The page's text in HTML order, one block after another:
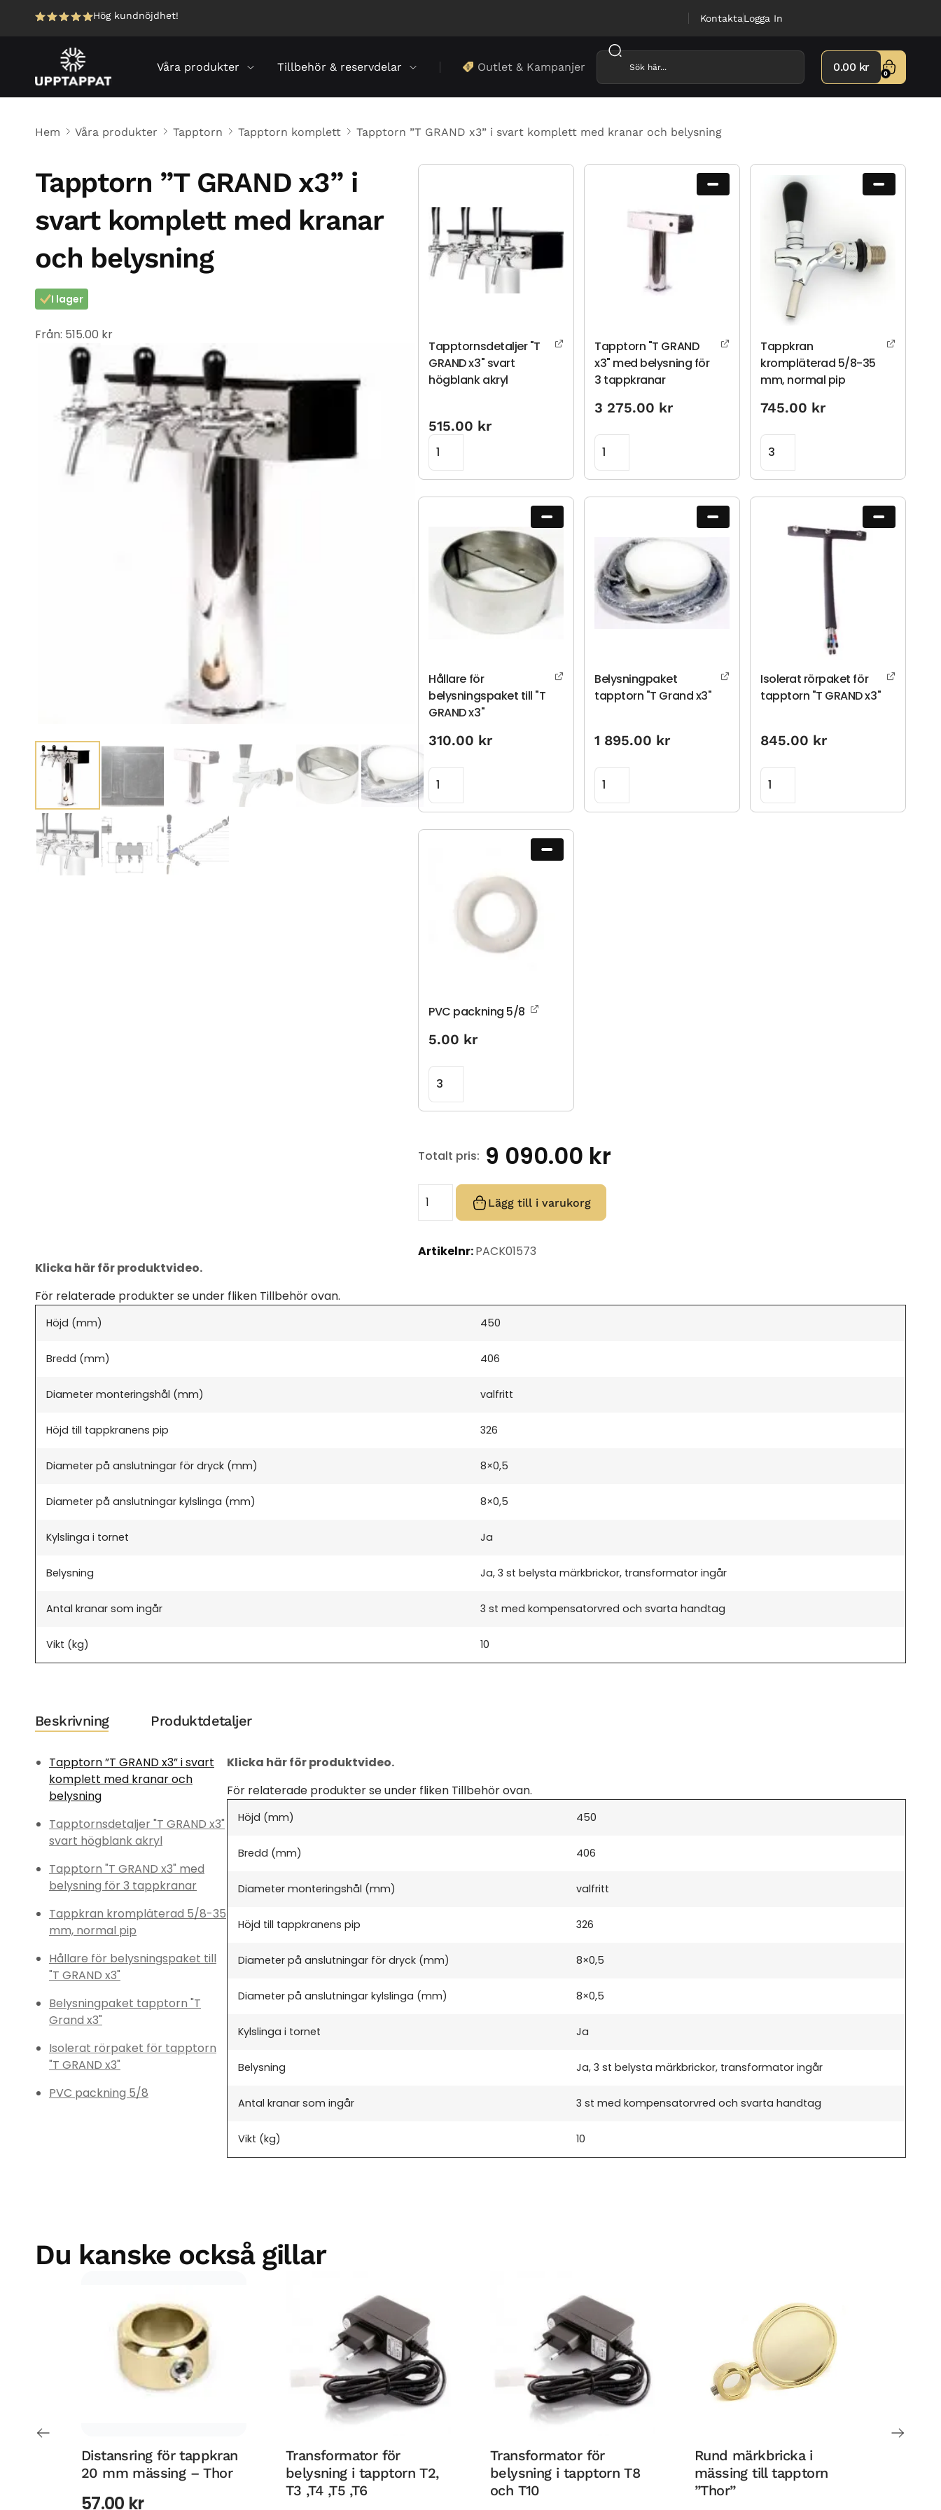
Hög kundnöjdhet! KontaktaLogga In
Våra produkter Tillbehör & reservdelar Outlet & Kampanjer 0.00 kr 0
Hem Våra produkter Tapptorn Tapptorn komplett Tapptorn ”T GRAND x3” i svart komplett med kranar och belysning
Tapptorn ”T GRAND x3” i
svart komplett med kranar
och belysning
I lager
Från: 515.00 kr
Tapptornsdetaljer "T
GRAND x3" svart
högblank akryl
515.00 kr
Tapptorn "T GRAND
x3" med belysning för
3 tappkranar
3 275.00 kr
Tappkran
krompläterad 5/8-35
mm, normal pip
745.00 kr
Hållare för
belysningspaket till "T
GRAND x3"
310.00 kr
Belysningpaket
tapptorn "T Grand x3"
1 895.00 kr
Isolerat rörpaket för
tapptorn "T GRAND x3"
845.00 kr
PVC packning 5/8
5.00 kr
9 090.00 kr
Totalt pris:
Lägg till i varukorg
Artikelnr:PACK01573
Klicka här för produktvideo.
För relaterade produkter se under fliken Tillbehör ovan.
Höjd (mm) 450
Bredd (mm) 406
Diameter monteringshål (mm) valfritt
Höjd till tappkranens pip 326
Diameter på anslutningar för dryck (mm) 8×0,5
Diameter på anslutningar kylslinga (mm) 8×0,5
Kylslinga i tornet Ja
Belysning Ja, 3 st belysta märkbrickor, transformator ingår
Antal kranar som ingår 3 st med kompensatorvred och svarta handtag
Vikt (kg) 10
Beskrivning Produktdetaljer
Tapptorn ”T GRAND x3” i svart
komplett med kranar och
belysning
Tapptornsdetaljer "T GRAND x3"
svart högblank akryl
Tapptorn "T GRAND x3" med
belysning för 3 tappkranar
Tappkran krompläterad 5/8-35
mm, normal pip
Hållare för belysningspaket till
"T GRAND x3"
Belysningpaket tapptorn "T
Grand x3"
Isolerat rörpaket för tapptorn
"T GRAND x3"
PVC packning 5/8
Klicka här för produktvideo.
För relaterade produkter se under fliken Tillbehör ovan.
Höjd (mm) 450
Bredd (mm) 406
Diameter monteringshål (mm) valfritt
Höjd till tappkranens pip 326
Diameter på anslutningar för dryck (mm) 8×0,5
Diameter på anslutningar kylslinga (mm) 8×0,5
Kylslinga i tornet Ja
Belysning Ja, 3 st belysta märkbrickor, transformator ingår
Antal kranar som ingår 3 st med kompensatorvred och svarta handtag
Vikt (kg) 10
Du kanske också gillar
Distansring för tappkran
20 mm mässing – Thor
57.00 kr
Transformator för
belysning i tapptorn T2,
T3 ,T4 ,T5 ,T6
Transformator för
belysning i tapptorn T8
och T10
Rund märkbricka i
mässing till tapptorn
”Thor”